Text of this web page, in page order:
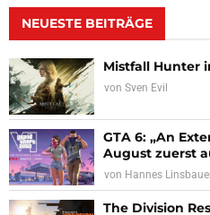
NEUESTE BEITRÄGE
Mistfall Hunter
von Sven Evil
GTA 6: „An
August zuerst
von Hannes
The Division